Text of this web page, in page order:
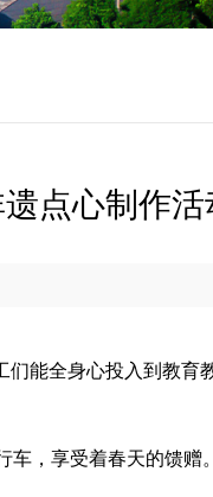
点心制作活
们能全身心投入到教
，享受着春天的馈赠。